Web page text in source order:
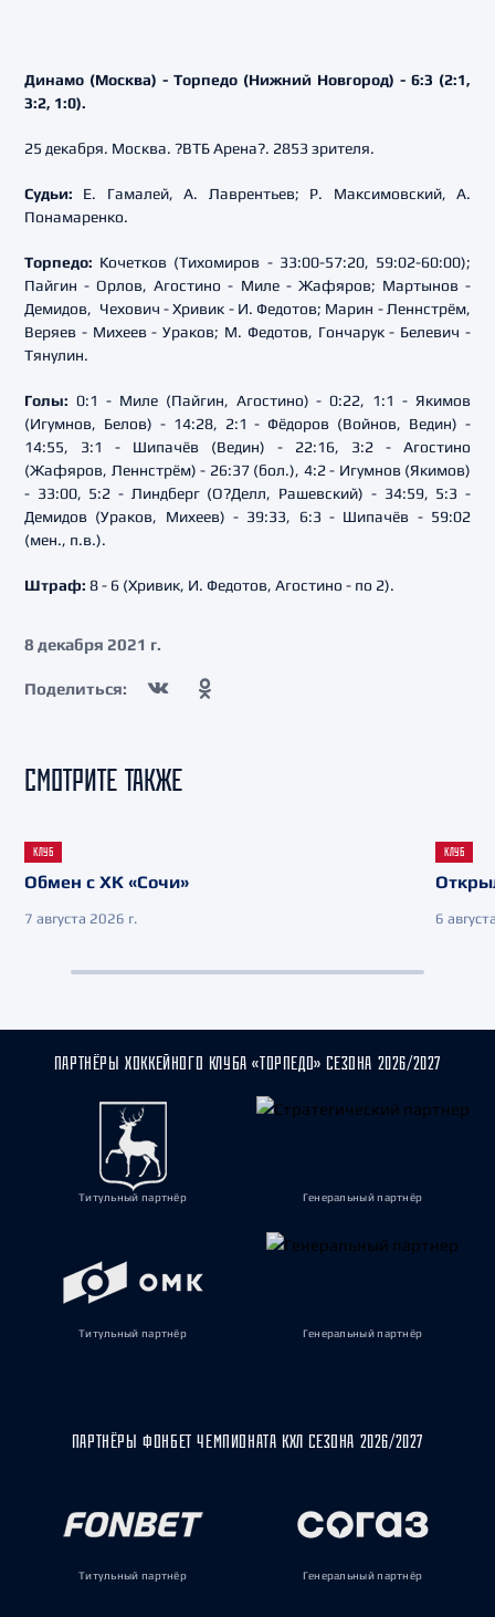
Динамо (Москва) - Торпедо (Нижний Новгород) - 6:3 (2:1,
3:2, 1:0).
25 декабря. Москва. ?ВТБ Арена?. 2853 зрителя.
Судьи: Е. Гамалей, А. Лаврентьев; Р. Максимовский, А.
Понамаренко.
Торпедо: Кочетков (Тихомиров - 33:00-57:20, 59:02-60:00);
Пайгин - Орлов, Агостино - Миле - Жафяров; Мартынов -
Демидов, Чехович - Хривик - И. Федотов; Марин - Леннстрём,
Веряев - Михеев - Ураков; М. Федотов, Гончарук - Белевич -
Тянулин.
Голы: 0:1 - Миле (Пайгин, Агостино) - 0:22, 1:1 - Якимов
(Игумнов, Белов) - 14:28, 2:1 - Фёдоров (Войнов, Ведин) -
14:55, 3:1 - Шипачёв (Ведин) - 22:16, 3:2 - Агостино
(Жафяров, Леннстрём) - 26:37 (бол.), 4:2 - Игумнов (Якимов)
- 33:00, 5:2 - Линдберг (О?Делл, Рашевский) - 34:59, 5:3 -
Демидов (Ураков, Михеев) - 39:33, 6:3 - Шипачёв - 59:02
(мен., п.в.).
Штраф: 8 - 6 (Хривик, И. Федотов, Агостино - по 2).
8 декабря 2021 г.
Поделиться:
СМОТРИТЕ ТАКЖЕ
КЛУБ
Обмен с ХК «Сочи»
7 августа 2026 г.
КЛУБ
6
ПАРТНЁРЫ ХОККЕЙНОГО КЛУБА «ТОРПЕДО» СЕЗОНА 2026/2027
Титульный партнёр Генеральный партнёр
Титульный партнёр Генеральный партнёр
ПАРТНЁРЫ ФОНБЕТ ЧЕМПИОНАТА КХЛ СЕЗОНА 2026/2027
Титульный партнёр Генеральный партнёр